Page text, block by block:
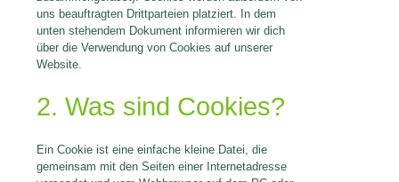
uns beauftragten Drittparteien platziert. In dem
unten stehendem Dokument informieren wir dich
über die Verwendung von Cookies auf unserer
Website.
2. Was sind Cookies?
Ein Cookie ist eine einfache kleine Datei, die
gemeinsam mit den Seiten einer Internetadresse